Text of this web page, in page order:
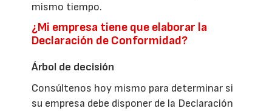
mismo tiempo.
¿Mi empresa tiene que elaborar la
Declaración de Conformidad?
Árbol de decisión
Consúltenos hoy mismo para determinar si
su empresa debe disponer de la Declaración